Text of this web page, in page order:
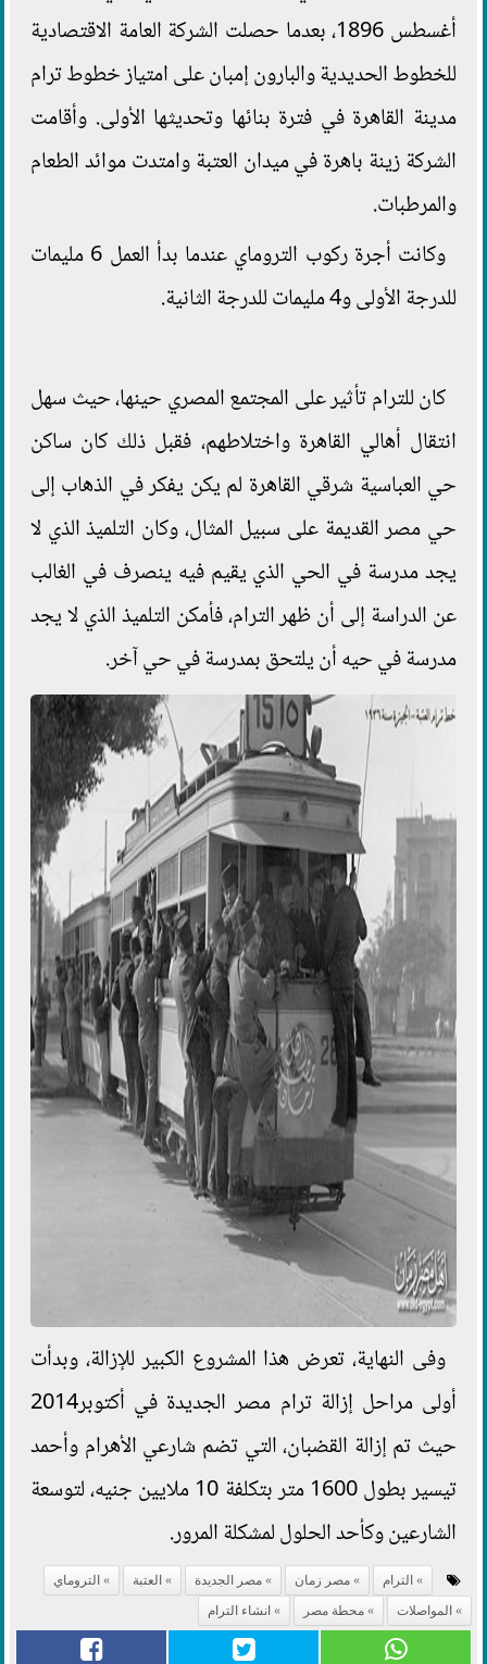
أغسطس 1896، بعدما حصلت الشركة العامة الاقتصادية
للخطوط الحديدية والبارون إمبان على امتياز خطوط ترام
مدينة القاهرة في فترة بنائها وتحديثها الأولى. وأقامت
الشركة زينة باهرة في ميدان العتبة وامتدت موائد الطعام
والمرطبات.
وكانت أجرة ركوب التروماي عندما بدأ العمل 6 مليمات
للدرجة الأولى و4 مليمات للدرجة الثانية.
كان للترام تأثير على المجتمع المصري حينها، حيث سهل
انتقال أهالي القاهرة واختلاطهم، فقبل ذلك كان ساكن
حي العباسية شرقي القاهرة لم يكن يفكر في الذهاب إلى
حي مصر القديمة على سبيل المثال، وكان التلميذ الذي لا
يجد مدرسة في الحي الذي يقيم فيه ينصرف في الغالب
عن الدراسة إلى أن ظهر الترام، فأمكن التلميذ الذي لا يجد
مدرسة في حيه أن يلتحق بمدرسة في حي آخر.
وفى النهاية، تعرض هذا المشروع الكبير للإزالة، وبدأت
أولى مراحل إزالة ترام مصر الجديدة في أكتوبر2014
حيث تم إزالة القضبان، التي تضم شارعي الأهرام وأحمد
تيسير بطول 1600 متر بتكلفة 10 ملايين جنيه، لتوسعة
الشارعين وكأحد الحلول لمشكلة المرور.
الترام مصر زمان مصر الجديدة العتبة
التروماي
المواصلات
محطة مصر انشاء الترام